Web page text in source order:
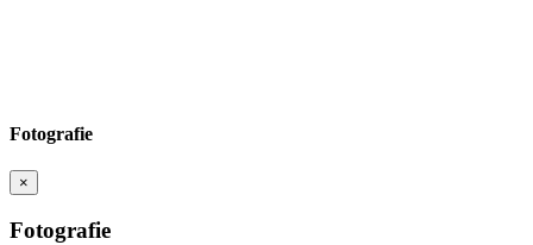
Fotografie
×
Fotografie